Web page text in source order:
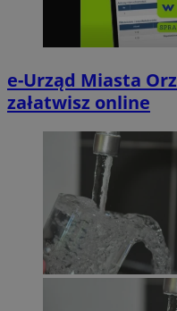
e-Urząd Miasta
załatwisz online